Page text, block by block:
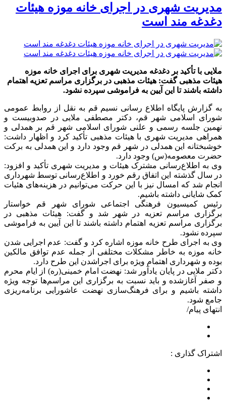
مدیریت شهری در اجرای خانه موزه هیئات
دغدغه مند است
ملایی با تأکید بر دغدغه مدیریت شهری برای اجرای خانه موزه
هیئات مذهبی گفت: هیئات مذهبی در برگزاری مراسم تعزیه اهتمام
داشته باشند تا این آیین به فراموشی سپرده نشود.
به گزارش پایگاه اطلاع رسانی نسیم قم به نقل از روابط عمومی
شورای اسلامی شهر قم، دکتر مصطفی ملایی در صدوبیست و
نهمین جلسه رسمی و علنی شورای اسلامی شهر قم بر همدلی و
همراهی مدیریت شهری با هیئات مذهبی تأکید کرد و اظهار داشت:
خوشبختانه این همدلی در شهر قم وجود دارد و این همدلی به برکت
حضرت معصومه(س) وجود دارد.
وی به اطلاع‌رسانی مشترک هیئات و مدیریت شهری تأکید و افزود:
در سال گذشته این اتفاق رقم خورد و اطلاع‌رسانی توسط شهرداری
انجام شد که امسال نیز با این حرکت می‌توانیم در هزینه‌های هئیات
کمک شایانی داشته باشیم.
رئیس کمیسیون فرهنگی اجتماعی شورای شهر قم خواستار
برگزاری مراسم تعزیه در شهر شد و گفت: هیئات مذهبی در
برگزاری مراسم تعزیه اهتمام داشته باشند تا این آیین به فراموشی
سپرده نشود.
وی به اجرای طرح خانه موزه اشاره کرد و گفت: عدم اجرایی شدن
خانه موزه به خاطر مشکلات مختلفی از جمله عدم توافق مالکین
بوده و شهرداری اهتمام ویژه برای اجراشدن این طرح دارد.
دکتر ملایی در پایان یادآور شد: نهضت امام خمینی(ره) از ایام محرم
و صفر آغازشده و باید نسبت به برگزاری این مراسم‌ها توجه ویژه
داشته باشیم و برای فرهنگ‌سازی نهضت عاشورایی برنامه‌ریزی
جامع شود.
انتهای پیام/
اشتراک گذاری :